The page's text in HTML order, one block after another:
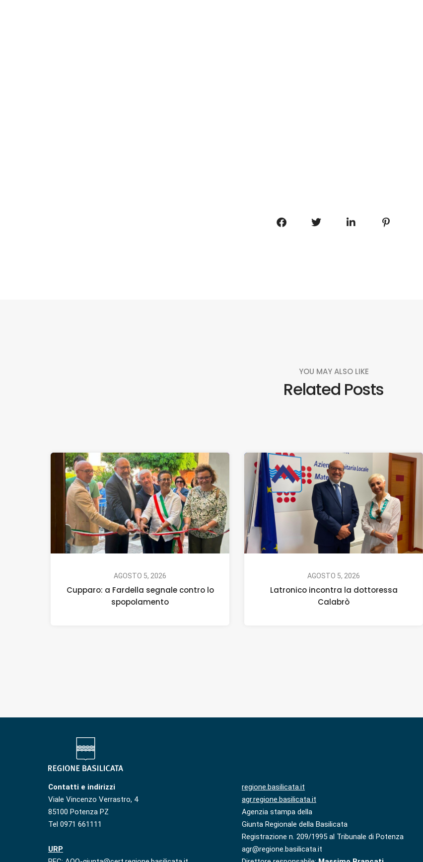
YOU MAY ALSO LIKE
Related Posts
AGOSTO 5, 2026
Cupparo: a Fardella segnale contro lo
spopolamento
AGOSTO 5, 2026
Latronico incontra la dottoressa
Calabrò
Contatti e indirizzi
Viale Vincenzo Verrastro, 4
85100 Potenza PZ
Tel 0971 661111
URP
regione.basilicata.it
agr.regione.basilicata.it
Agenzia stampa della
Giunta Regionale della Basilicata
Registrazione n. 209/1995 al Tribunale di Potenza
agr@regione.basilicata.it